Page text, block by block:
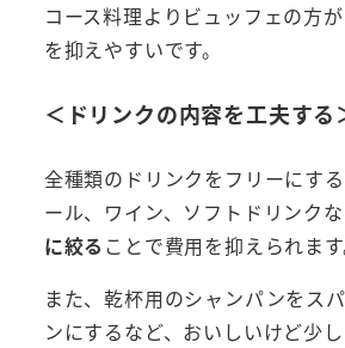
コース料理よりビュッフェの方
を抑えやすいです。
＜ドリンクの内容を工夫する
全種類のドリンクをフリーにす
ール、ワイン、ソフトドリンクな
に絞る ことで費用を抑えられます
また、乾杯用のシャンパンをス
ンにするなど、おいしいけど少